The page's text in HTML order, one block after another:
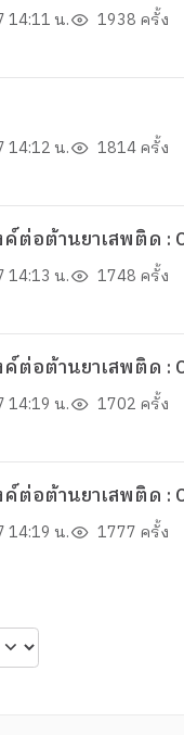
14:11 น. 1938 ครั้ง
14:12 น. 1814 ครั้ง
ต่อต้านยาเสพติด :
14:13 น. 1748 ครั้ง
ต่อต้านยาเสพติด :
14:19 น. 1702 ครั้ง
ต่อต้านยาเสพติด :
14:19 น. 1777 ครั้ง